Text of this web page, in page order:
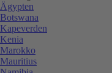
Ägypten
Botswana
Kapeverden
Kenia
Marokko
Mauritius